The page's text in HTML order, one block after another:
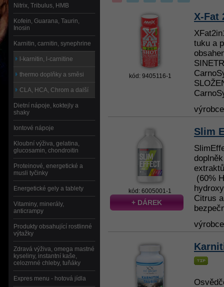
kód: 9405116-1
X-Fat
tuku a
kód: 6005001-1
+ DÁREK
Slim
(60%
Citrus
Nitrix, Tribulus, HMB
Kofein, Guarana, Taurin,
Inosin
Karnitin, carnitin, synephrine
l-karnitin, l-carnitine
thermo doplňky a směsi
CLA, HCA, Chrom a další
Dietní nápoje, koktejly a
shaky
Iontové nápoje
Kloubní výživa, gelatina,
glucosamin, chondroitin
Proteinové, energetické a
musli tyčinky
Energetické gely a tablety
Vitaminy, minerály,
anticrampy
Produkty obsahující rostlinné
výtažky
Zdravá výživa, omega mastné
kyseliny, instantní kaše,
celozrnné chleby, tuňáky
Expres menu - hotová jídla